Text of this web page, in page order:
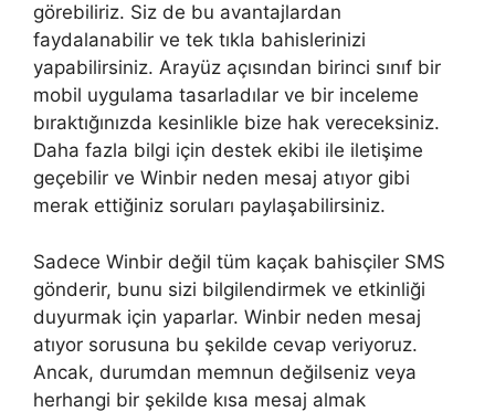
görebiliriz. Siz de bu avantajlardan
faydalanabilir ve tek tıkla bahislerinizi
yapabilirsiniz. Arayüz açısından birinci sınıf bir
mobil uygulama tasarladılar ve bir inceleme
bıraktığınızda kesinlikle bize hak vereceksiniz.
Daha fazla bilgi için destek ekibi ile iletişime
geçebilir ve Winbir neden mesaj atıyor gibi
merak ettiğiniz soruları paylaşabilirsiniz.
Sadece Winbir değil tüm kaçak bahisçiler SMS
gönderir, bunu sizi bilgilendirmek ve etkinliği
duyurmak için yaparlar. Winbir neden mesaj
atıyor sorusuna bu şekilde cevap veriyoruz.
Ancak, durumdan memnun değilseniz veya
herhangi bir şekilde kısa mesaj almak